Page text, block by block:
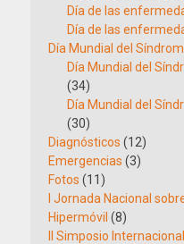
Día de las
Día de las
Día Mundial del
Día Mundial del
(34)
Día Mundial del
(30)
Diagnósticos (12)
Emergencias (3)
Fotos (11)
I Jornada Nacional
Hipermóvil (8)
II Simposio